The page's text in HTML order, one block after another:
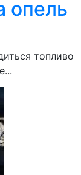
опель
топливо